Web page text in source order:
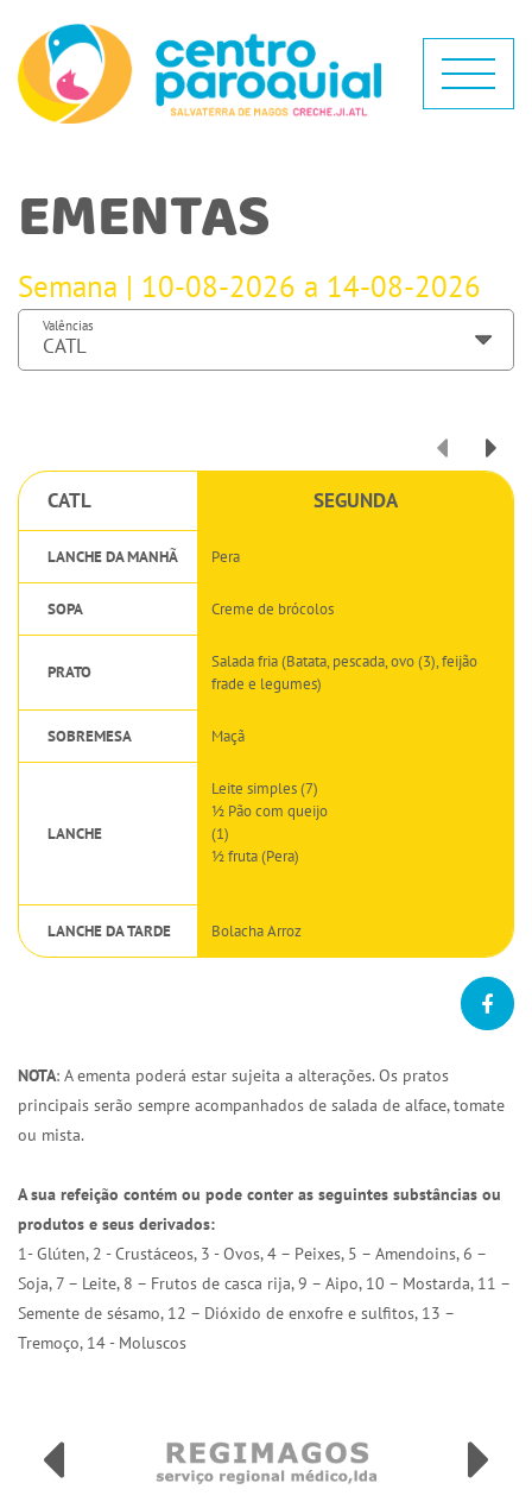
EMENTAS
Semana | 10-08-2026 a 14-08-2026
Valências
CATL SEGUNDA
LANCHE DA MANHÃ Pera
SOPA Creme de brócolos
PRATO
Salada fria (Batata, pescada, ovo (3), feijão
frade e legumes)
SOBREMESA Maçã
LANCHE
Leite simples (7)
½ Pão com queijo
(1)
½ fruta (Pera)
LANCHE DA TARDE Bolacha Arroz
NOTA: A ementa poderá estar sujeita a alterações. Os pratos
principais serão sempre acompanhados de salada de alface, tomate
ou mista.
A sua refeição contém ou pode conter as seguintes substâncias ou
produtos e seus derivados:
1- Glúten, 2 - Crustáceos, 3 - Ovos, 4 – Peixes, 5 – Amendoins, 6 –
Soja, 7 – Leite, 8 – Frutos de casca rija, 9 – Aipo, 10 – Mostarda, 11 –
Semente de sésamo, 12 – Dióxido de enxofre e sulfitos, 13 –
Tremoço, 14 - Moluscos